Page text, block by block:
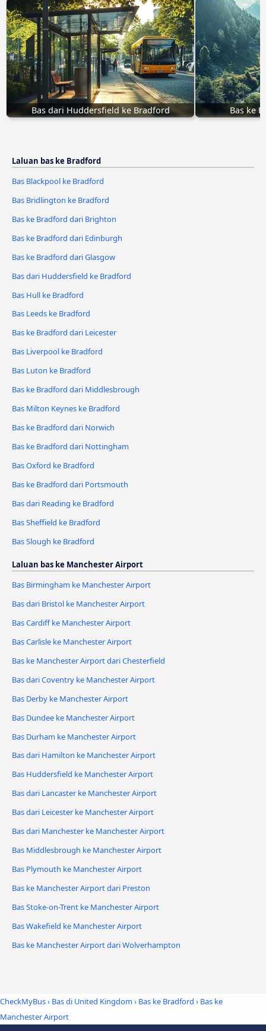
Bas dari Huddersfield ke Bradford Bas ke
Laluan bas ke Bradford
Bas Blackpool ke Bradford
Bas Bridlington ke Bradford
Bas ke Bradford dari Brighton
Bas ke Bradford dari Edinburgh
Bas ke Bradford dari Glasgow
Bas dari Huddersfield ke Bradford
Bas Hull ke Bradford
Bas Leeds ke Bradford
Bas ke Bradford dari Leicester
Bas Liverpool ke Bradford
Bas Luton ke Bradford
Bas ke Bradford dari Middlesbrough
Bas Milton Keynes ke Bradford
Bas ke Bradford dari Norwich
Bas ke Bradford dari Nottingham
Bas Oxford ke Bradford
Bas ke Bradford dari Portsmouth
Bas dari Reading ke Bradford
Bas Sheffield ke Bradford
Bas Slough ke Bradford
Laluan bas ke Manchester Airport
Bas Birmingham ke Manchester Airport
Bas dari Bristol ke Manchester Airport
Bas Cardiff ke Manchester Airport
Bas Carlisle ke Manchester Airport
Bas ke Manchester Airport dari Chesterfield
Bas dari Coventry ke Manchester Airport
Bas Derby ke Manchester Airport
Bas Dundee ke Manchester Airport
Bas Durham ke Manchester Airport
Bas dari Hamilton ke Manchester Airport
Bas Huddersfield ke Manchester Airport
Bas dari Lancaster ke Manchester Airport
Bas dari Leicester ke Manchester Airport
Bas dari Manchester ke Manchester Airport
Bas Middlesbrough ke Manchester Airport
Bas Plymouth ke Manchester Airport
Bas ke Manchester Airport dari Preston
Bas Stoke-on-Trent ke Manchester Airport
Bas Wakefield ke Manchester Airport
Bas ke Manchester Airport dari Wolverhampton
CheckMyBus› Bas di United Kingdom › Bas ke Bradford › Bas ke
Manchester Airport